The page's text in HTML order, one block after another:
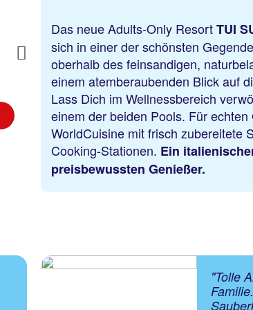
Next
Das neue Adults-Only ResortTUI
sich in einer der schönsten
oberhalb des feinsandigen,
einem atemberaubenden Blick auf
Lass Dich im Wellnessbereich
einem der beiden Pools. Für
WorldCuisine mit frisch zubereitete
Cooking-Stationen. Ein
preisbewussten Genießer.
"Tolle